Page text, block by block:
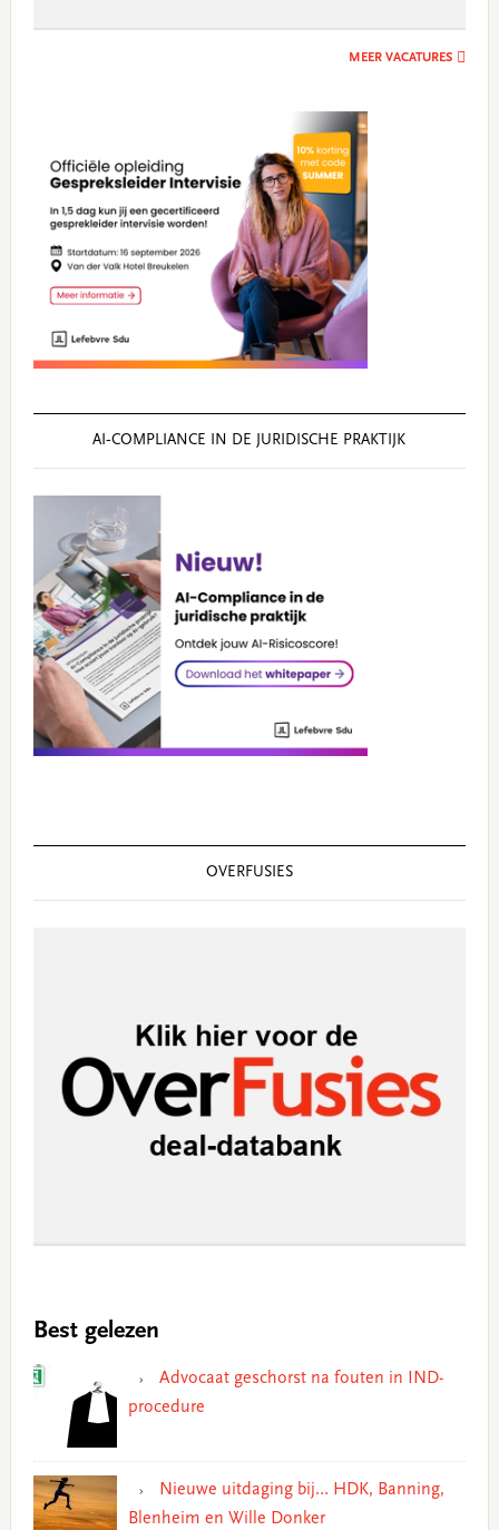
MEER VACATURES
AI‑COMPLIANCE IN DE JURIDISCHE PRAKTIJK
OVERFUSIES
Best gelezen
Advocaat geschorst na fouten in IND-
procedure
Nieuwe uitdaging bij… HDK, Banning,
Blenheim en Wille Donker